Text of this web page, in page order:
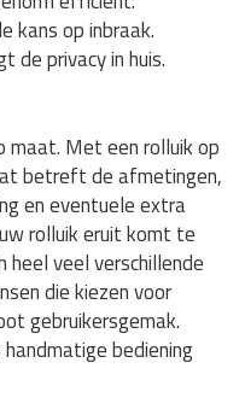
kans op inbraak.
de privacy in huis.
maat. Met een rolluik op
betreft de afmetingen,
en eventuele extra
rolluik eruit komt te
heel veel verschillende
die kiezen voor
gebruikersgemak.
bediening